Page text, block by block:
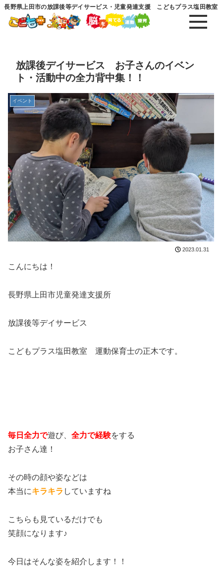
長野県上田市の放課後等デイサービス・児童発達支援 こどもプラス塩田教室
放課後デイサービス お子さんのイベン
ト・活動中の全力背中集！！
イベント
2023.01.31
こんにちは！
長野県上田市児童発達支援所
放課後等デイサービス
こどもプラス塩田教室 運動保育士の正木です。
毎日全力で遊び、 全力で経験をする
お子さん達！
その時の顔や姿などは
本当にキラキラ していますね
こちらも見ているだけでも
笑顔になります♪
今日はそんな姿を紹介します！！